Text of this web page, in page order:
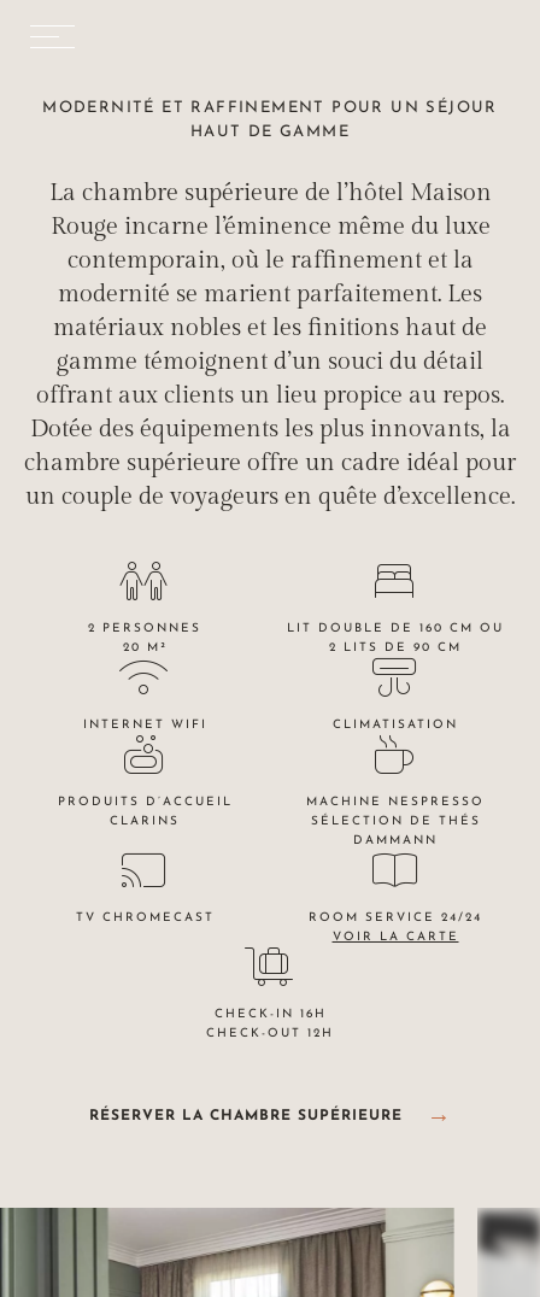
MODERNITÉ ET RAFFINEMENT POUR UN SÉJOUR
HAUT DE GAMME
La chambre supérieure de l’hôtel Maison
Rouge incarne l’éminence même du luxe
contemporain, où le raffinement et la
modernité se marient parfaitement. Les
matériaux nobles et les finitions haut de
gamme témoignent d’un souci du détail
offrant aux clients un lieu propice au repos.
Dotée des équipements les plus innovants, la
chambre supérieure offre un cadre idéal pour
un couple de voyageurs en quête d’excellence.
2 PERSONNES
20 M²
LIT DOUBLE DE 160 CM OU
2 LITS DE 90 CM
INTERNET WIFI CLIMATISATION
PRODUITS D’ACCUEIL
CLARINS
MACHINE NESPRESSO
SÉLECTION DE THÉS
DAMMANN
TV CHROMECAST
ROOM SERVICE 24/24
VOIR LA CARTE
CHECK-IN 16H
CHECK-OUT 12H
RÉSERVER LA CHAMBRE SUPÉRIEURE